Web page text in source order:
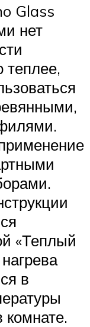
Glass
нет
теплее,
«Теплый
в
комнате.